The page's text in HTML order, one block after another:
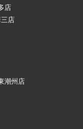
店
店
潮州店